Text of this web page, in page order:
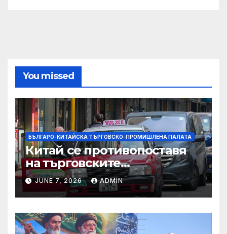
You missed
БЪЛГАРО-КИТАЙСКА ТЪРГОВСКО-ПРОМИШЛЕНА ПАЛАТА
Китай се противопоставя
на търговските
ограничителни мерки на
САЩ във връзка с искове за
принудителен труд:
Министерство на
търговията
JUNE 7, 2026 ADMIN